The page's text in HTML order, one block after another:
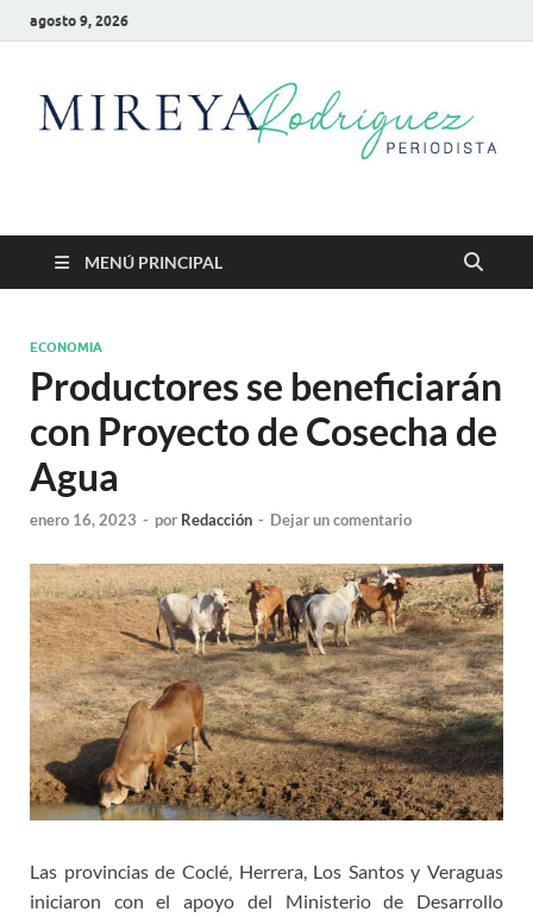
agosto 9, 2026
Mireya Rodriguez
MENÚ PRINCIPAL
ECONOMIA
Productores se beneficiarán
con Proyecto de Cosecha de
Agua
enero 16, 2023 - por Redacción - Dejar un comentario
Las provincias de Coclé, Herrera, Los Santos y Veraguas
iniciaron con el apoyo del Ministerio de Desarrollo